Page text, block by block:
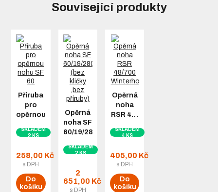
Související produkty
Příruba
pro
opěrnou…
SKLADEM
2 KS
258,00 Kč
s DPH
Do
košíku
Opěrná
noha SF
60/19/280…
SKLADEM
2 KS
2
651,00 Kč
s DPH
Opěrná
noha
RSR 4…
SKLADEM
4 KS
405,00 Kč
s DPH
Do
košíku